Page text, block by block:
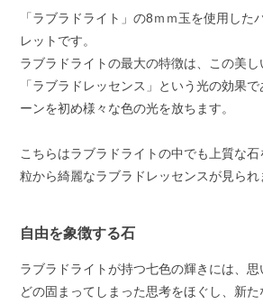
「ラブラドライト」の8ｍｍ玉を使用した
レットです。
ラブラドライトの最大の特徴は、この美
「ラブラドレッセンス」という光の効果
ーンを初め様々な色の光を放ちます。
こちらはラブラドライトの中でも上質な
粒から綺麗なラブラドレッセンスが見られ
自由を象徴する石
ラブラドライトが持つ七色の輝きには、
どの固まってしまった思考をほぐし、新た